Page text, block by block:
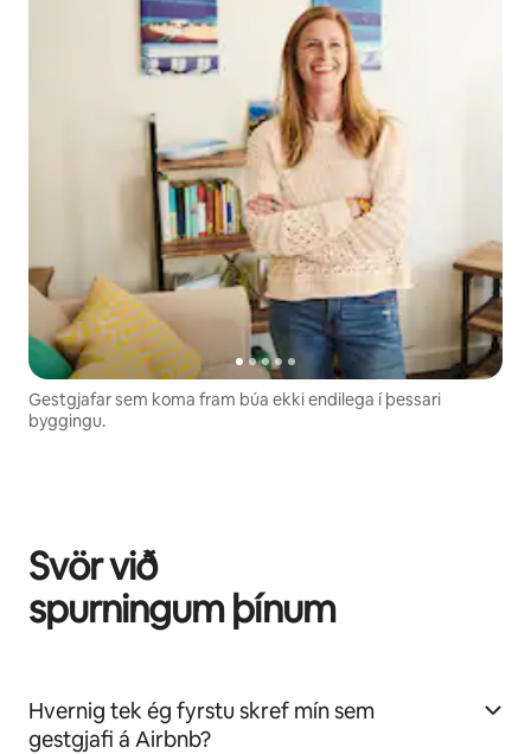
Gestgjafar sem koma fram búa ekki endilega í þessari
byggingu.
Svör við
spurningum þínum
Hvernig tek ég fyrstu skref mín sem
gestgjafi á Airbnb?